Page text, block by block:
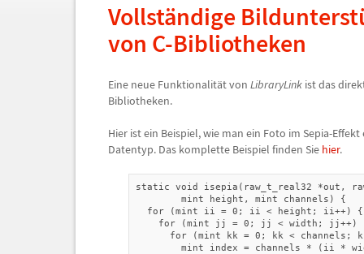
Vollständige Bildunterst
von C-Bibliotheken
Eine neue Funktionalität von LibraryLinkist das
Bibliotheken.
Hier ist ein Beispiel, wie man ein Foto im Sepia-
Datentyp. Das komplette Beispiel finden Sie hier.
static void isepia(raw_t_real32 *out,
mint height, mint channels) {
  for (mint ii = 0; ii < height; ii++) {
for (mint jj = 0; jj < width; jj++)
for (mint kk = 0; kk < channels;
mint index = channels * (ii *